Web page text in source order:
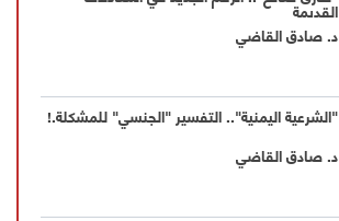
القديمة
د. صادق القاضي
"الشرعية اليمنية".. التفسير "الجنسي" للمشكلة.!
د. صادق القاضي